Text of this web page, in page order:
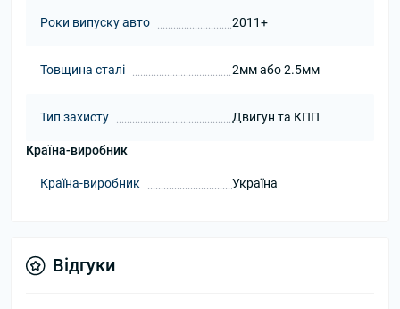
Роки випуску авто 2011+
Товщина сталі 2мм або 2.5мм
Тип захисту Двигун та КПП
Країна-виробник
Країна-виробник Україна
Відгуки